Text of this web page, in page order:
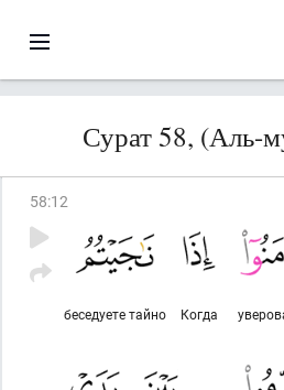
Сурат 58, (Аль-
58:12
Когда
беседуете тайно